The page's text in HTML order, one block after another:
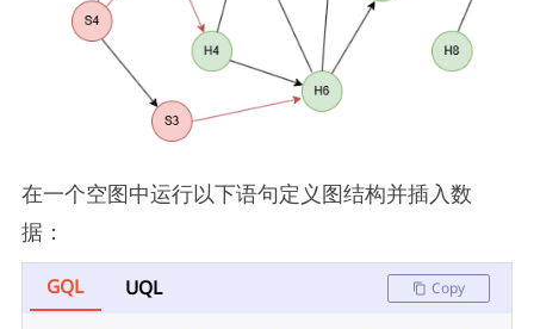
在一个空图中运行以下语句定义图结构并插入数
据：
GQL UQL Copy